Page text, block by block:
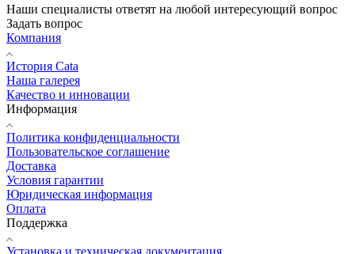
Наши специалисты ответят на любой интересующий вопрос
Задать вопрос
Компания
История Cata
Наша галерея
Качество и инновации
Информация
Политика конфиденциальности
Пользовательское соглашение
Доставка
Условия гарантии
Юридическая информация
Оплата
Поддержка
Установка и техническая документация